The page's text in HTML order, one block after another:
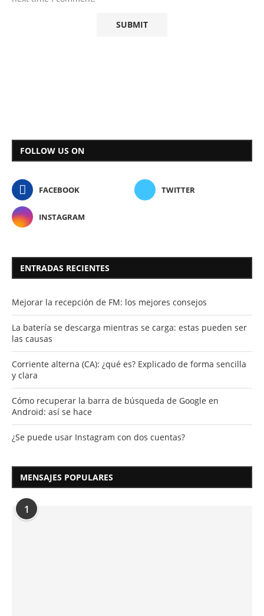
FOLLOW US ON
FACEBOOK TWITTER
INSTAGRAM
ENTRADAS RECIENTES
Mejorar la recepción de FM: los mejores consejos
La batería se descarga mientras se carga: estas pueden ser
las causas
Corriente alterna (CA): ¿qué es? Explicado de forma sencilla
y clara
Cómo recuperar la barra de búsqueda de Google en
Android: así se hace
¿Se puede usar Instagram con dos cuentas?
MENSAJES POPULARES
1